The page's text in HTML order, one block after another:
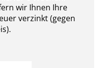
wir Ihnen Ihre
verzinkt (gegen